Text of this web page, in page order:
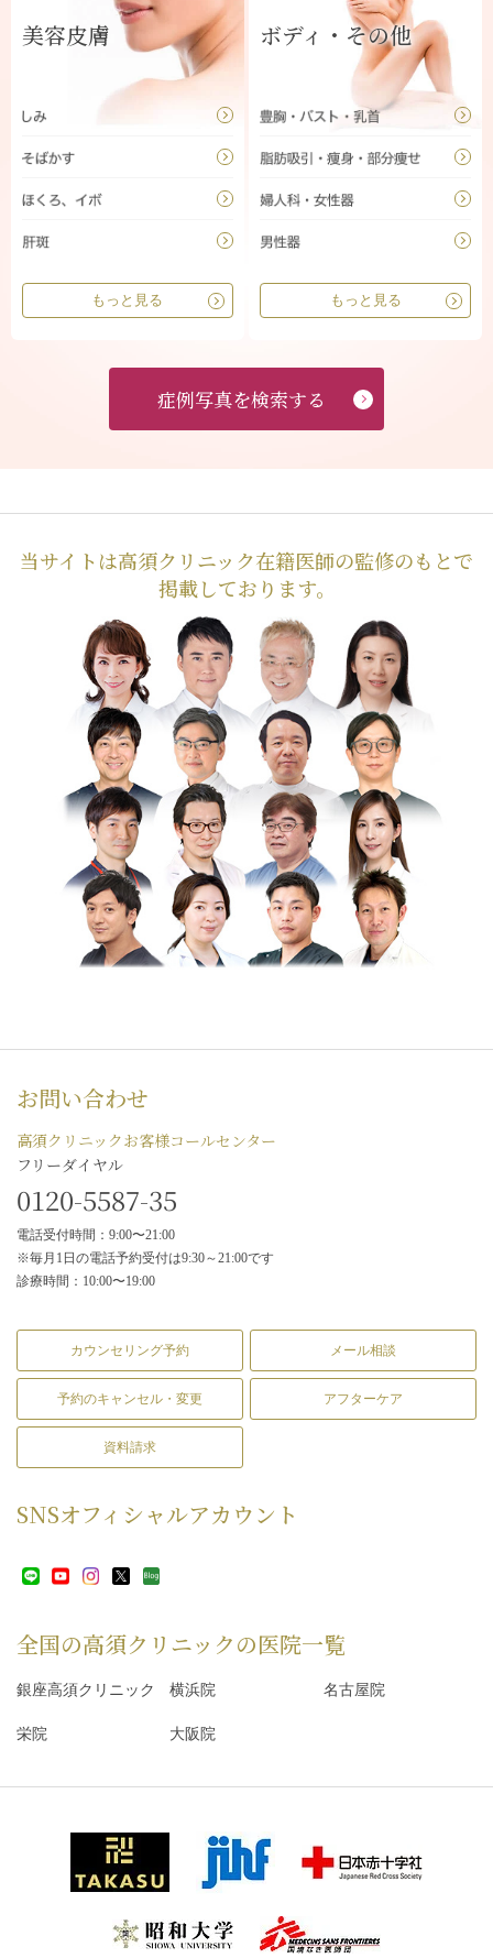
美容皮膚
もっと見る
ボディ・その他
もっと見る
症例写真を検索する
当サイトは高須クリニック在籍医師の監修のもとで
掲載しております。
お問い合わせ
高須クリニックお客様コールセンター
フリーダイヤル
0120-5587-35
電話受付時間：9:00〜21:00
※毎月1日の電話予約受付は9:30～21:00です
診療時間：10:00〜19:00
カウンセリング予約 メール相談
予約のキャンセル・変更 アフターケア
資料請求
SNSオフィシャルアカウント
全国の高須クリニックの医院一覧
銀座高須クリニック 横浜院 名古屋院
栄院 大阪院